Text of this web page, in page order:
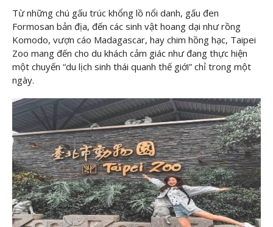
Từ những chú gấu trúc khổng lồ nổi danh, gấu đen
Formosan bản địa, đến các sinh vật hoang dại như rồng
Komodo, vượn cáo Madagascar, hay chim hồng hạc, Taipei
Zoo mang đến cho du khách cảm giác như đang thực hiện
một chuyến “du lịch sinh thái quanh thế giới” chỉ trong một
ngày.